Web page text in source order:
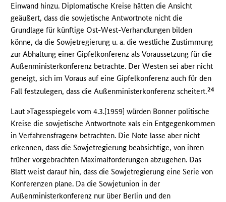
Einwand hinzu. Diplomatische Kreise hätten die Ansicht
geäußert, dass die sowjetische Antwortnote nicht die
Grundlage für künftige Ost-West-Verhandlungen bilden
könne, da die Sowjetregierung u. a. die westliche Zustimmung
zur Abhaltung einer Gipfelkonferenz als Voraussetzung für die
Außenministerkonferenz betrachte. Der Westen sei aber nicht
geneigt, sich im Voraus auf eine Gipfelkonferenz auch für den
Fall festzulegen, dass die Außenministerkonferenz scheitert.24
Laut »Tagesspiegel« vom 4.3.[1959] würden Bonner politische
Kreise die sowjetische Antwortnote »als ein Entgegenkommen
in Verfahrensfragen« betrachten. Die Note lasse aber nicht
erkennen, dass die Sowjetregierung beabsichtige, von ihren
früher vorgebrachten Maximalforderungen abzugehen. Das
Blatt weist darauf hin, dass die Sowjetregierung eine Serie von
Konferenzen plane. Da die Sowjetunion in der
Außenministerkonferenz nur über Berlin und den